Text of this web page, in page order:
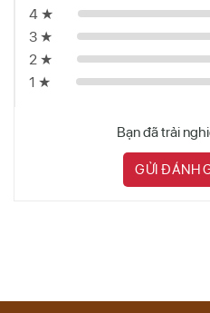
4 ★
3 ★
2 ★
1 ★
Bạn đã trải
GỬI ĐÁNH